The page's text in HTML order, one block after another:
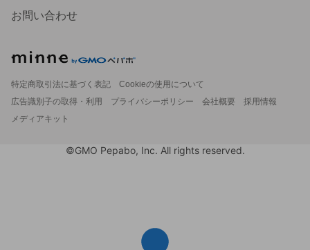
お問い合わせ
特定商取引法に基づく表記
Cookieの使用について
広告識別子の取得・利用
プライバシーポリシー 会社概要
採用情報
メディアキット
©GMO Pepabo, Inc. All rights reserved.